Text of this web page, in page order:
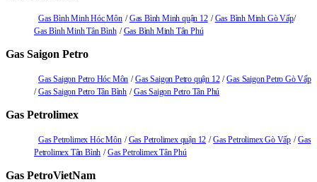
Gas Bình Minh Hóc Môn Gas Bình Minh quận 12
Gas Bình Minh Gò Vấp
Gas Bình Minh Tân Bình
Gas Bình Minh Tân Phú
Gas Saigon Petro
Gas Saigon Petro Hóc Môn Gas Saigon Petro quận 12
Gas Saigon Petro Gò Vấp
Gas Saigon Petro Tân Bình
Gas Saigon Petro Tân Phú
Gas Petrolimex
Gas Petrolimex Hóc Môn Gas Petrolimex quận 12 Gas Petrolimex Gò Vấp
Gas
Petrolimex Tân Bình
Gas Petrolimex Tân Phú
Gas PetroVietNam